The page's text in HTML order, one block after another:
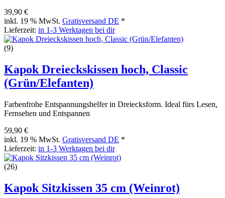
39,90 €
inkl. 19 % MwSt. Gratisversand DE *
Lieferzeit: in 1-3 Werktagen bei dir
(9)
Kapok Dreieckskissen hoch, Classic
(Grün/Elefanten)
Farbenfrohe Entspannungshelfer in Dreiecksform. Ideal fürs Lesen,
Fernsehen und Entspannen
59,90 €
inkl. 19 % MwSt. Gratisversand DE *
Lieferzeit: in 1-3 Werktagen bei dir
(26)
Kapok Sitzkissen 35 cm (Weinrot)